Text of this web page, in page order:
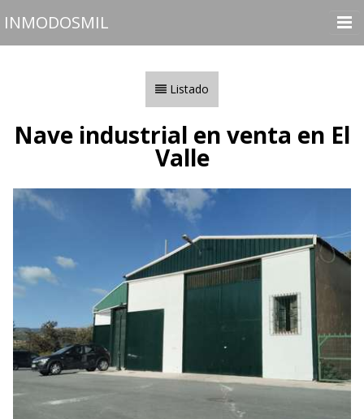
INMODOSMIL
Contactar
Listado
Nave industrial en venta en El
Valle